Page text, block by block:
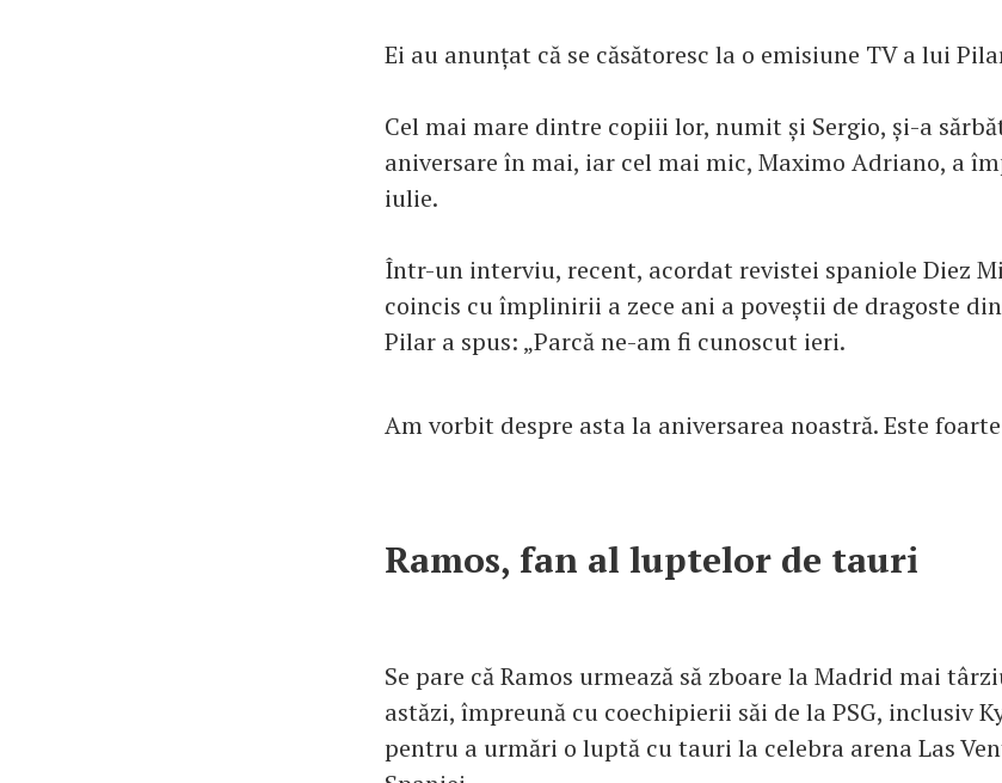
Ei au anunțat că se căsătoresc la o emisiune TV a lui
Cel mai mare dintre copiii lor, numit și Sergio, și-a
aniversare în mai, iar cel mai mic, Maximo Adriano, a
iulie.
Într-un interviu, recent, acordat revistei spaniole Diez
coincis cu împlinirii a zece ani a poveștii de dragoste
Pilar a spus: „Parcă ne-am fi cunoscut ieri.
Am vorbit despre asta la aniversarea noastră. Este
Ramos, fan al luptelor de tauri
Se pare că Ramos urmează să zboare la Madrid mai
astăzi, împreună cu coechipierii săi de la PSG, inclusiv
pentru a urmări o luptă cu tauri la celebra arena Las